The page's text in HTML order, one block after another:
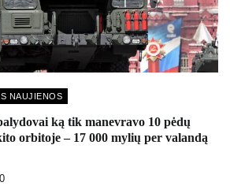
NAUJIENOS
ką tik manevravo 10 pėdų
orbitoje – 17 000 mylių per valandą
0